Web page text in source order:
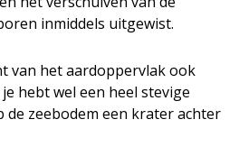
inmiddels uitgewist.
van het aardoppervlak ook
hebt wel een heel stevige
zeebodem een krater achter